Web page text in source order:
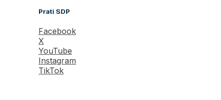
Prati SDP
Facebook
X
YouTube
Instagram
TikTok